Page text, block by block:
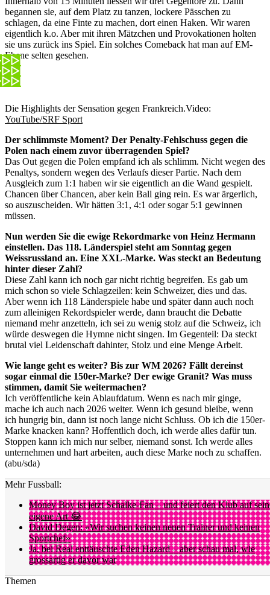
begannen sie, auf dem Platz zu tanzen, lockere Pässchen zu
schlagen, da eine Finte zu machen, dort einen Haken. Wir waren
eigentlich k.o. Aber mit ihren Mätzchen und Provokationen holten
sie uns zurück ins Spiel. Ein solches Comeback hat man auf EM-
Ebene selten gesehen.
Die Highlights der Sensation gegen Frankreich.Video:
YouTube/SRF Sport
Der schlimmste Moment? Der Penalty-Fehlschuss gegen die
Polen nach einem zuvor überragenden Spiel?
Das Out gegen die Polen empfand ich als schlimm. Nicht wegen des
Penaltys, sondern wegen des Verlaufs dieser Partie. Nach dem
Ausgleich zum 1:1 haben wir sie eigentlich an die Wand gespielt.
Chancen über Chancen, aber kein Ball ging rein. Es war ärgerlich,
so auszuscheiden. Wir hätten 3:1, 4:1 oder sogar 5:1 gewinnen
müssen.
Nun werden Sie die ewige Rekordmarke von Heinz Hermann
einstellen. Das 118. Länderspiel steht am Sonntag gegen
Weissrussland an. Eine XXL-Marke. Was steckt an Bedeutung
hinter dieser Zahl?
Diese Zahl kann ich noch gar nicht richtig begreifen. Es gab um
mich schon so viele Schlagzeilen: kein Schweizer, dies und das.
Aber wenn ich 118 Länderspiele habe und später dann auch noch
zum alleinigen Rekordspieler werde, dann braucht die Debatte
niemand mehr anzetteln, ich sei zu wenig stolz auf die Schweiz, ich
würde deswegen die Hymne nicht singen. Im Gegenteil: Da steckt
brutal viel Leidenschaft dahinter, Stolz und eine Menge Arbeit.
Wie lange geht es weiter? Bis zur WM 2026? Fällt dereinst
sogar einmal die 150er-Marke? Der ewige Granit? Was muss
stimmen, damit Sie weitermachen?
Ich veröffentliche kein Ablaufdatum. Wenn es nach mir ginge,
mache ich auch nach 2026 weiter. Wenn ich gesund bleibe, wenn
ich hungrig bin, dann ist noch lange nicht Schluss. Ob ich die 150er-
Marke knacken kann? Hoffentlich doch, ich werde alles dafür tun.
Stoppen kann ich mich nur selber, niemand sonst. Ich werde alles
unternehmen und hart arbeiten, auch diese Marke noch zu schaffen.
(abu/sda)
Mehr Fussball:
Money Boy ist jetzt Schalke-Fan – und feiert den Klub auf
eigene Art 😂
David Degen: «Wir suchen keinen neuen Trainer und keinen
Sportchef»
Ja, bei Real enttäuschte Eden Hazard – aber schau mal, wie
grossartig er davor war
Themen